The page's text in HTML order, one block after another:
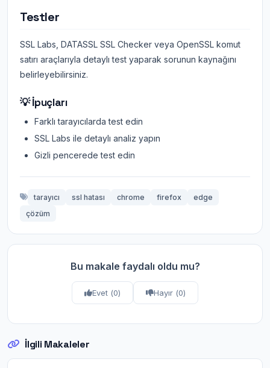
Testler
SSL Labs, DATASSL SSL Checker veya OpenSSL komut
satırı araçlarıyla detaylı test yaparak sorunun kaynağını
belirleyebilirsiniz.
💡 İpuçları
Farklı tarayıcılarda test edin
SSL Labs ile detaylı analiz yapın
Gizli pencerede test edin
tarayıcı ssl hatası chrome firefox
edge
çözüm
Bu makale faydalı oldu mu?
Evet (0) Hayır (0)
İlgili Makaleler